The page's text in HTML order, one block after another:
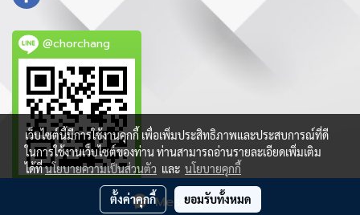
Message Us
@chorchang
เว็บไซต์นี้มีการใช้งานคุกกี้ เพื่อเพิ่มประสิทธิภาพและประสบการณ์ที่ดี
ในการใช้งานเว็บไซต์ของท่าน ท่านสามารถอ่านรายละเอียดเพิ่มเติม
ได้ที่นโยบายความเป็นส่วนตัว และ นโยบายคุกกี้
ตั้งค่าคุกกี้ ยอมรับทั้งหมด